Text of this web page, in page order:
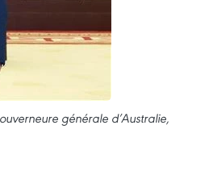
générale d’Australie,